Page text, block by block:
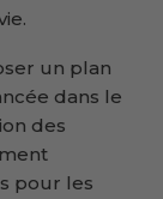
un plan
dans le
des
pour les